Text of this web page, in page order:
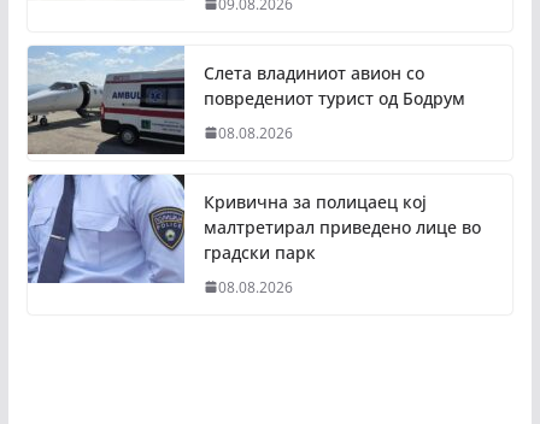
Слета владиниот авион со
повредениот турист од Бодрум
08.08.2026
Кривична за полицаец кој
малтретирал приведено лице во
градски парк
08.08.2026